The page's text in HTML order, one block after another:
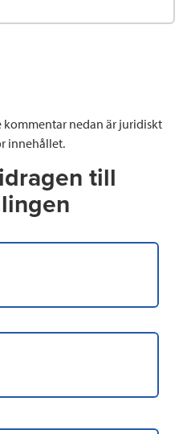
kommentar nedan är juridiskt
innehållet.
till